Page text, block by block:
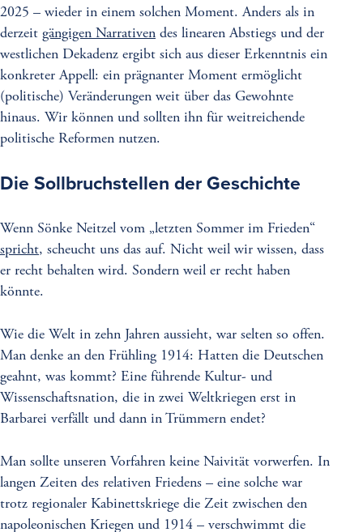
2025 – wieder in einem solchen Moment. Anders als in
derzeit gängigen Narrativen des linearen Abstiegs und der
westlichen Dekadenz ergibt sich aus dieser Erkenntnis ein
konkreter Appell: ein prägnanter Moment ermöglicht
(politische) Veränderungen weit über das Gewohnte
hinaus. Wir können und sollten ihn für weitreichende
politische Reformen nutzen.
Die Sollbruchstellen der Geschichte
Wenn Sönke Neitzel vom „letzten Sommer im Frieden“
spricht, scheucht uns das auf. Nicht weil wir wissen, dass
er recht behalten wird. Sondern weil er recht haben
könnte.
Wie die Welt in zehn Jahren aussieht, war selten so offen.
Man denke an den Frühling 1914: Hatten die Deutschen
geahnt, was kommt? Eine führende Kultur- und
Wissenschaftsnation, die in zwei Weltkriegen erst in
Barbarei verfällt und dann in Trümmern endet?
Man sollte unseren Vorfahren keine Naivität vorwerfen. In
langen Zeiten des relativen Friedens – eine solche war
trotz regionaler Kabinettskriege die Zeit zwischen den
napoleonischen Kriegen und 1914 – verschwimmt die